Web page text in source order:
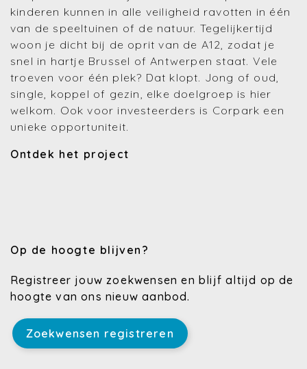
kinderen kunnen in alle veiligheid ravotten in één
van de speeltuinen of de natuur. Tegelijkertijd
woon je dicht bij de oprit van de A12, zodat je
snel in hartje Brussel of Antwerpen staat. Vele
troeven voor één plek? Dat klopt. Jong of oud,
single, koppel of gezin, elke doelgroep is hier
welkom. Ook voor investeerders is Corpark een
unieke opportuniteit.
Ontdek het project
Op de hoogte blijven?
Registreer jouw zoekwensen en blijf altijd op de
hoogte van ons nieuw aanbod.
Zoekwensen registreren